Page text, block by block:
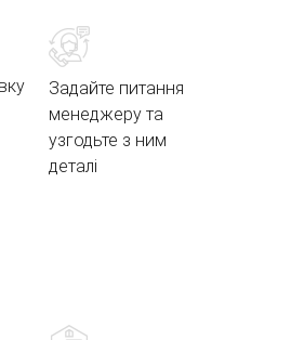
Задайте питання
менеджеру та
узгодьте з ним
деталі